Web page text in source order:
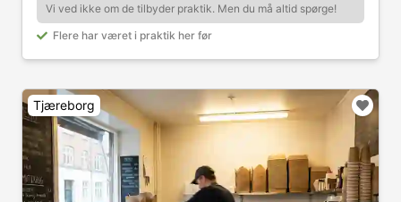
Vi ved ikke om de tilbyder praktik. Men du må altid spørge!
Flere har været i praktik her før
Tjæreborg